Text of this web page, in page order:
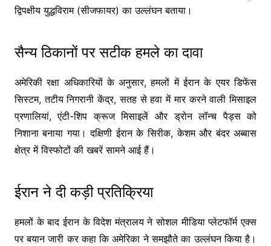
द्विपक्षीय युद्धविराम (सीजफायर) का उल्लंघन बताया।
सैन्य ठिकानों पर सटीक हमले का दावा
अमेरिकी रक्षा अधिकारियों के अनुसार, हमलों में ईरान के एयर डिफेंस
सिस्टम, तटीय निगरानी केंद्र, सतह से हवा में मार करने वाली मिसाइल
प्रणालियां, एंटी-शिप क्रूज मिसाइलें और ड्रोन लॉन्च पैड्स को
निशाना बनाया गया। दक्षिणी ईरान के सिरीक, केशम और बंदर अब्बास
क्षेत्र में विस्फोटों की खबरें सामने आई हैं।
ईरान ने दी कड़ी प्रतिक्रिया
हमलों के बाद ईरान के विदेश मंत्रालय ने सोशल मीडिया प्लेटफॉर्म एक्स
पर बयान जारी कर कहा कि अमेरिका ने समझौते का उल्लंघन किया है।